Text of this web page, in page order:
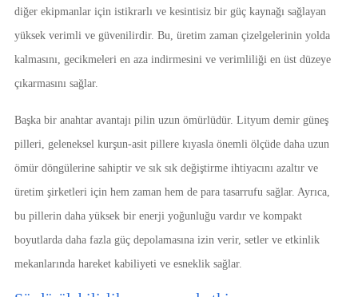
diğer ekipmanlar için istikrarlı ve kesintisiz bir güç kaynağı sağlayan
yüksek verimli ve güvenilirdir. Bu, üretim zaman çizelgelerinin yolda
kalmasını, gecikmeleri en aza indirmesini ve verimliliği en üst düzeye
çıkarmasını sağlar.
Başka bir anahtar avantajı pilin uzun ömürlüdür. Lityum demir güneş
pilleri, geleneksel kurşun-asit pillere kıyasla önemli ölçüde daha uzun
ömür döngülerine sahiptir ve sık sık değiştirme ihtiyacını azaltır ve
üretim şirketleri için hem zaman hem de para tasarrufu sağlar. Ayrıca,
bu pillerin daha yüksek bir enerji yoğunluğu vardır ve kompakt
boyutlarda daha fazla güç depolamasına izin verir, setler ve etkinlik
mekanlarında hareket kabiliyeti ve esneklik sağlar.